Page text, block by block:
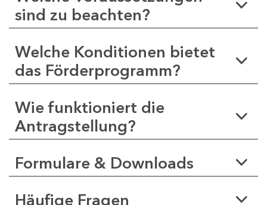
sind zu beachten?
Welche Konditionen bietet
das Förderprogramm?
Wie funktioniert die
Antragstellung?
Formulare & Downloads
Häufige Fragen